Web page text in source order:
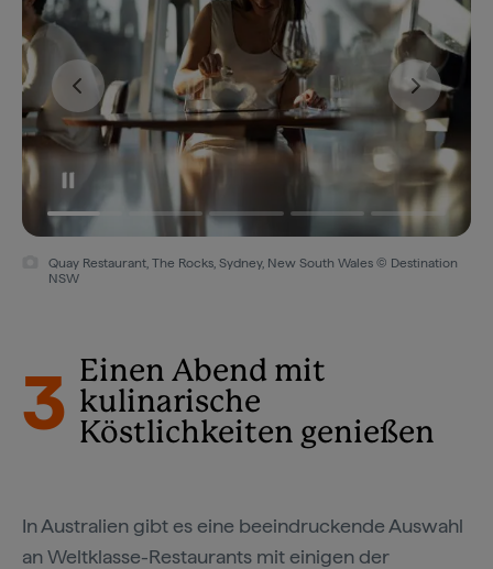
Quay Restaurant, The Rocks, Sydney, New South Wales © Destination
NSW
3 Einen Abend mit
kulinarische
Köstlichkeiten genießen
In Australien gibt es eine beeindruckende Auswahl
an Weltklasse-Restaurants mit einigen der